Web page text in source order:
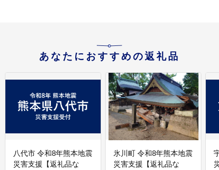
あなたにおすすめの返礼品
八代市 令和8年熊本地震
災害支援【返礼品な
氷川町 令和8年熊本地震
災害支援【返礼品な